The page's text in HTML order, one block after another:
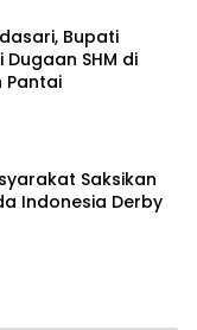
Bupati
SHM di
Pantai
Saksikan
Indonesia Derby